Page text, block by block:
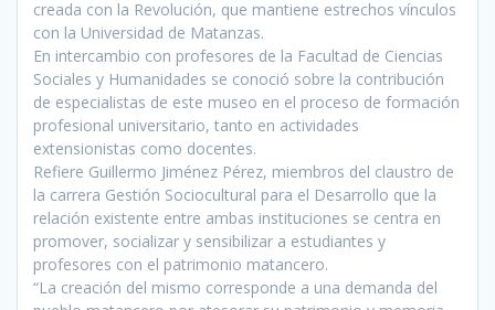
creada con la Revolución, que mantiene estrechos vínculos
con la Universidad de Matanzas.
En intercambio con profesores de la Facultad de Ciencias
Sociales y Humanidades se conoció sobre la contribución
de especialistas de este museo en el proceso de formación
profesional universitario, tanto en actividades
extensionistas como docentes.
Refiere Guillermo Jiménez Pérez, miembros del claustro de
la carrera Gestión Sociocultural para el Desarrollo que la
relación existente entre ambas instituciones se centra en
promover, socializar y sensibilizar a estudiantes y
profesores con el patrimonio matancero.
“La creación del mismo corresponde a una demanda del